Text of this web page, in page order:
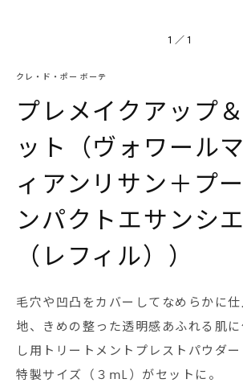
1 ／ 1
クレ・ド・ポー ボーテ
プレメイクアップ
ット（ヴォワール
ィアンリサン＋プ
ンパクトエサンシ
（レフィル））
毛穴や凹凸をカバーしてなめらかに
地、きめの整った透明感あふれる肌
し用トリートメントプレストパウダ
特製サイズ（３ⅿL）がセットに。